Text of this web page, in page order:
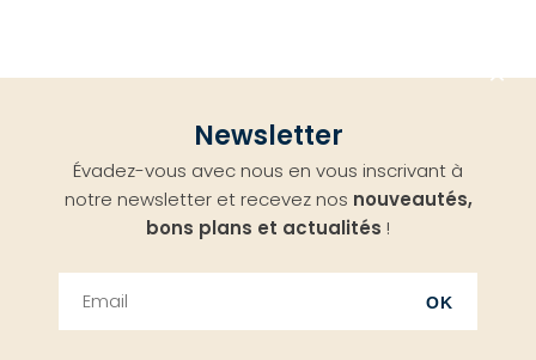
Newsletter
Évadez-vous avec nous en vous inscrivant à
notre newsletter et recevez nos nouveautés,
bons plans et actualités !
OK